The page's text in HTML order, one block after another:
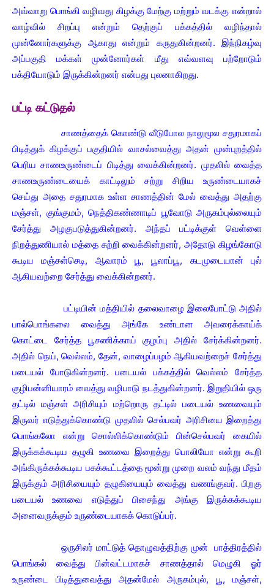
அவ்வாறு பொங்கி வழிவது கிழக்கு மேற்கு மற்றும் வடக்கு என்றால்
வாழ்வில் சிறப்பு என்றும் தெற்குப் பக்கத்தில் வழிந்தால்
முன்னோர்களுக்கு ஆகாது என்றும் கருதுகின்றனர். இந்நிகழ்வு
அப்பகுதி மக்கள் முன்னோர்கள் மீது எவ்வளவு பற்றோடும்
பக்தியோடும் இருக்கின்றனர் என்பது புலனாகிறது.
பட்டி கட்டுதல்
சாணத்தைக் கொண்டு வீடுபோல நாலுமூல சதுரமாகப்
பிடித்துக் கிழக்குப் பகுதியில் வாசல்வைத்து அதன் முன்புறத்தில்
பெரிய சாணஉருண்டைப் பிடித்து வைக்கின்றனர். முதலில் வைத்த
சாணஉருண்டையைக் காட்டிலும் சற்று சிறிய உருண்டையாகச்
செய்து அதை சதுரமாக உள்ள சாணத்தின் மேல் வைத்து அதற்கு
மஞ்சள், குங்குமம், நெத்திகண்ணாடிப் பூவோடு அருகம்புல்லையும்
சேர்த்து அழகுபடுத்துகின்றனர். அந்தப் பட்டிக்குள் வெள்ளை
நிறத்துணியால் மத்தை சுற்றி வைக்கின்றனர், அதோடு கிழங்கோடு
கூடிய மஞ்சள்செடி, ஆவாரம் பூ, பூலாப்பூ, கடமுடையான் புல்
ஆகியவற்றை சேர்த்து வைக்கின்றனர்.
பட்டியின் மத்தியில் தலைவாழை இலைபோட்டு அதில்
பால்பொங்கலை வைத்து அங்கே உண்டான அவரைக்காய்க்
கொட்டை சேர்த்த பூசணிக்காய் குழம்பு அதில் சேர்க்கின்றனர்.
அதில் நெய், வெல்லம், தேன், வாழைப்பழம் ஆகியவற்றைச் சேர்த்து
படையல் போடுகின்றனர். படையல் பக்கத்தில் வெல்லம் சேர்த்த
குழிபன்னியாரம் வைத்து வழிபாடு நடத்துகின்றனர். இறுதியில் ஒரு
தட்டில் மஞ்சள் அரிசியும் மற்றொரு தட்டில் படையல் உணவையும்
இருவர் எடுத்துக்கொண்டு முதலில் செல்பவர் அரிசியை இறைத்து
பொங்கலோ என்று சொல்லிக்கொண்டும் பின்செல்பவர் கையில்
இருக்கக்கூடிய தழுகி உணவை இறைத்து பொலியோ என்று கூறி
அங்கிருக்கக்கூடிய பசுக்கூட்டத்தை மூன்று முறை வலம் வந்து மீதம்
இருக்கும் அரிசியையும் தழுகியையும் வைத்து வணங்குவர். பிறகு
படையல் உணவை எடுத்துப் பிசைந்து அங்கு இருக்கக்கூடிய
அனைவருக்கும் உருண்டையாகக் கொடுப்பர்.
ஒருசிலர் மாட்டுத் தொழுவத்திற்கு முன் பாத்திரத்தில்
பொங்கல் வைத்து பின்வட்டமாகச் சாணத்தால் மெழுகி ஓர்
உருண்டை பிடித்துவைத்து அதன்மேல் அருகம்புல், பூ, மஞ்சள்,